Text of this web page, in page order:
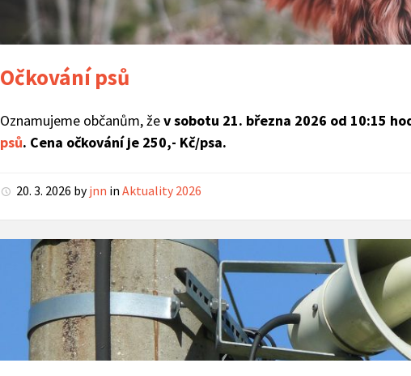
Očkování psů
Oznamujeme občanům, žev sobotu 21. března 2026 od 10:15
psů. Cena očkování je 250,- Kč/psa.
20. 3. 2026 by jnn inAktuality 2026
Obecní
rozhlas